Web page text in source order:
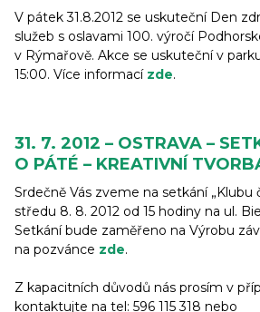
V pátek 31.8.2012 se uskuteční Den
služeb s oslavami 100. výročí
v Rýmařově. Akce se uskuteční v
15:00. Více informací zde.
31. 7. 2012 – OSTRAVA –
O PÁTÉ – KREATIVNÍ
Srdečně Vás zveme na setkání „Klubu
středu 8. 8. 2012 od 15 hodiny na ul.
Setkání bude zaměřeno na Výrobu
na pozvánce zde.
Z kapacitních důvodů nás prosím v
kontaktujte na tel: 596 115 318 nebo